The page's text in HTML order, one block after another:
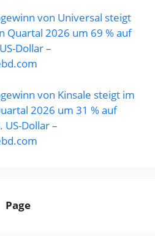
von Universal steigt
Quartal 2026 um 69 % auf
Dollar –
von Kinsale steigt im
2026 um 31 % auf
US-Dollar –
Page